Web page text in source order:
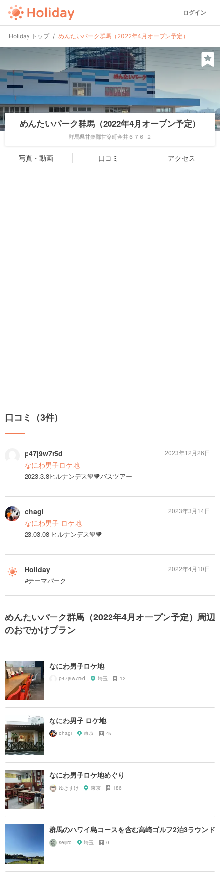
ログイン
Holiday トップ めんたいパーク群馬（2022年4月オープン予定）
めんたいパーク群馬（2022年4月オープン予定）
群馬県甘楽郡甘楽町金井６７６-２
写真・動画 口コミ アクセス
口コミ（3件）
p47j9w7r5d
なにわ男子ロケ地
2023.3.8ヒルナンデス💚🧡バスツアー
2023年12月26日
ohagi
なにわ男子 ロケ地
23.03.08 ヒルナンデス💚🧡
2023年3月14日
Holiday
#テーマパーク
2022年4月10日
めんたいパーク群馬（2022年4月オープン予定）周辺
のおでかけプラン
なにわ男子ロケ地
p47j9w7r5d 埼玉 12
なにわ男子 ロケ地
ohagi 東京 45
なにわ男子ロケ地めぐり
ゆきすけ 東京 186
群馬のハワイ島コースを含む高崎ゴルフ2泊3ラウンド
seijiro 埼玉 0